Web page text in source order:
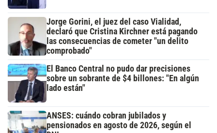
Jorge Gorini, el juez del caso Vialidad,
declaró que Cristina Kirchner está pagando
las consecuencias de cometer "un delito
comprobado"
El Banco Central no pudo dar precisiones
sobre un sobrante de $4 billones: "En algún
lado están"
ANSES: cuándo cobran jubilados y
pensionados en agosto de 2026, según el